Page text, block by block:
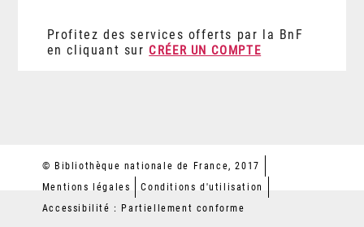
Profitez des services offerts par la BnF
en cliquant sur CRÉER UN COMPTE
© Bibliothèque nationale de France, 2017
Mentions légales
Conditions d'utilisation
Accessibilité : Partiellement conforme